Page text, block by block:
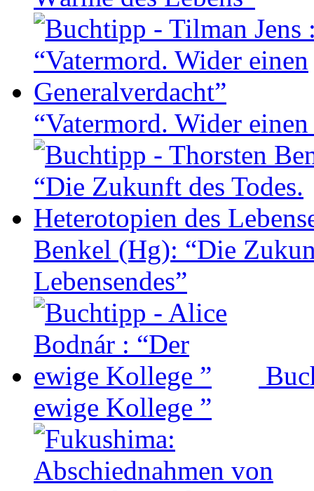
“Vatermord. Wider
Benkel (Hg): “Die
Lebensendes”
ewige Kollege ”